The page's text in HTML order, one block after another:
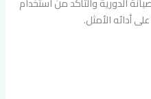
أدائه الأمثل.